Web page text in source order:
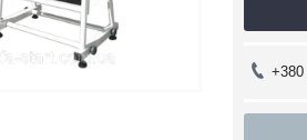
+380